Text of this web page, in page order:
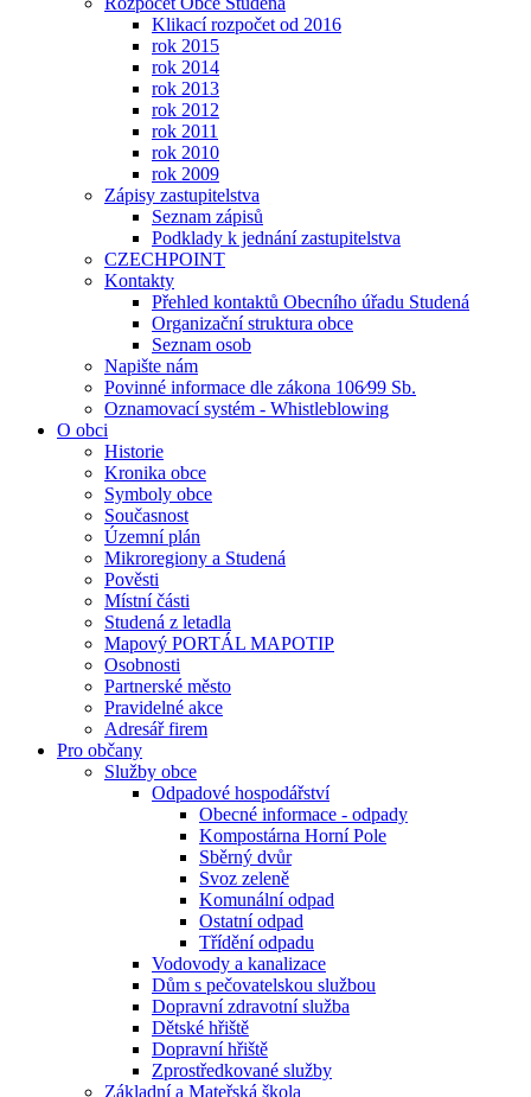
Klikací rozpočet od 2016
rok 2015
rok 2014
rok 2013
rok 2012
rok 2011
rok 2010
rok 2009
Zápisy zastupitelstva
Seznam zápisů
Podklady k jednání zastupitelstva
CZECHPOINT
Kontakty
Přehled kontaktů Obecního úřadu Studená
Organizační struktura obce
Seznam osob
Napište nám
Povinné informace dle zákona 106⁄99 Sb.
Oznamovací systém - Whistleblowing
O obci
Historie
Kronika obce
Symboly obce
Současnost
Územní plán
Mikroregiony a Studená
Pověsti
Místní části
Studená z letadla
Mapový PORTÁL MAPOTIP
Osobnosti
Partnerské město
Pravidelné akce
Adresář firem
Pro občany
Služby obce
Odpadové hospodářství
Obecné informace - odpady
Kompostárna Horní Pole
Sběrný dvůr
Svoz zeleně
Komunální odpad
Ostatní odpad
Třídění odpadu
Vodovody a kanalizace
Dům s pečovatelskou službou
Dopravní zdravotní služba
Dětské hřiště
Dopravní hřiště
Zprostředkované služby
Základní a Mateřská škola